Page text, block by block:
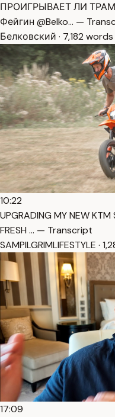
ПРОИГРЫВАЕТ ЛИ
Фейгин @Belko… —
Белковский · 7,182 words
10:22
UPGRADING MY NEW
FRESH … — Transcript
SAMPILGRIMLIFESTYLE ·
17:09